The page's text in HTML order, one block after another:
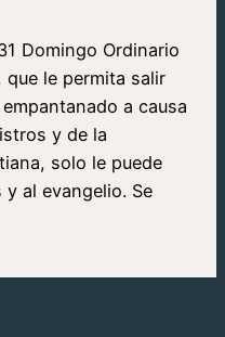
Domingo Ordinario
que le permita salir
a causa
y de la
solo le puede
al evangelio. Se